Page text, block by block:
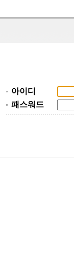
아이디
패스워드